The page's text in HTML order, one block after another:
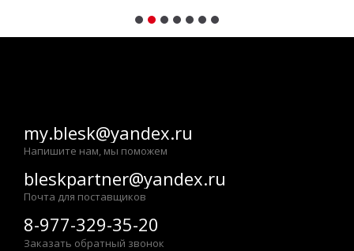
my.blesk@yandex.ru
Напишите нам, мы поможем
bleskpartner@yandex.ru
Почта для поставщиков
8-977-329-35-20
Заказать обратный звонок